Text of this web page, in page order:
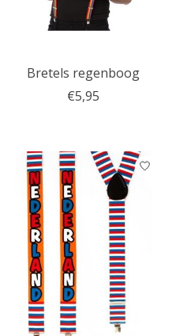
Bretels regenboog
€5,95